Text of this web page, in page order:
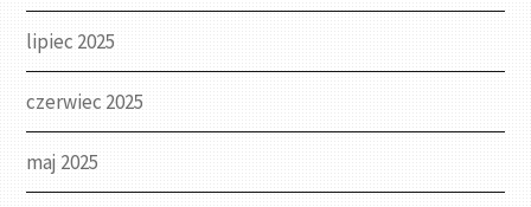
lipiec 2025
czerwiec 2025
maj 2025